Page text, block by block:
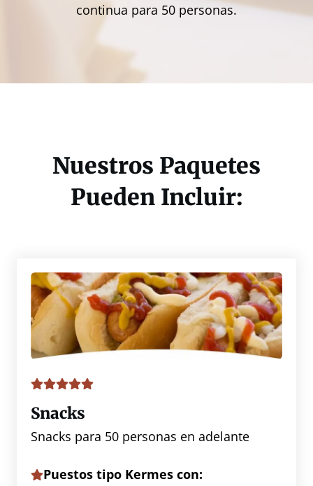
continua para 50 personas.
Nuestros Paquetes
Pueden Incluir:
Snacks
Snacks para 50 personas en adelante
Puestos tipo Kermes con: